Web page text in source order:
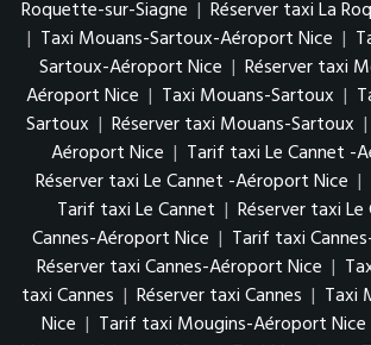
Roquette-sur-Siagne | Réserver taxi La
| Taxi Mouans-Sartoux-Aéroport Nice |
Sartoux-Aéroport Nice | Réserver taxi
Aéroport Nice | Taxi Mouans-Sartoux |
Sartoux | Réserver taxi Mouans-Sartoux |
Aéroport Nice | Tarif taxi Le Cannet -
Réserver taxi Le Cannet -Aéroport Nice |
Tarif taxi Le Cannet | Réserver taxi Le
Cannes-Aéroport Nice | Tarif taxi
Réserver taxi Cannes-Aéroport Nice |
taxi Cannes | Réserver taxi Cannes | Taxi
Nice | Tarif taxi Mougins-Aéroport Nice